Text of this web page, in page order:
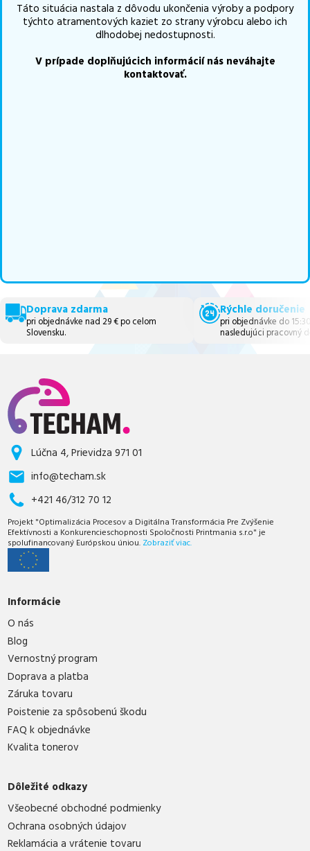
sme vám pomohli vybrať to najlepšie riešenie.
Táto situácia nastala z dôvodu ukončenia výroby a podpory
týchto atramentových kaziet zo strany výrobcu alebo ich
dlhodobej nedostupnosti.
V prípade doplňujúcich informácií nás neváhajte
kontaktovať.
Doprava zdarma
pri objednávke nad 29 € po celom
Slovensku.
Rýchle doručenie
pri objednávke do
nasledujúci pracovný
Lúčna 4, Prievidza 971 01
info@techam.sk
+421 46/312 70 12
Projekt "Optimalizácia Procesov a Digitálna Transformácia Pre Zvýšenie
Efektívnosti a Konkurencieschopnosti Spoločnosti Printmania s.r.o" je
spolufinancovaný Európskou úniou. Zobraziť viac.
Informácie
O nás
Blog
Vernostný program
Doprava a platba
Záruka tovaru
Poistenie za spôsobenú škodu
FAQ k objednávke
Kvalita tonerov
Dôležité odkazy
Všeobecné obchodné podmienky
Ochrana osobných údajov
Reklamácia a vrátenie tovaru